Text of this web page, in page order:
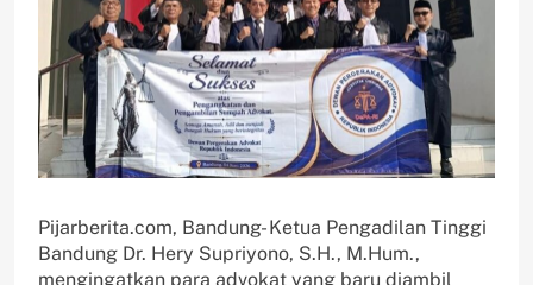
Pijarberita.com, Bandung- Ketua Pengadilan Tinggi
Bandung Dr. Hery Supriyono, S.H., M.Hum.,
mengingatkan para advokat yang baru diambil